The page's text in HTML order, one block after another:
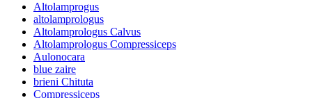
Altolamprogus
altolamprologus
Altolamprologus Calvus
Altolamprologus Compressiceps
Aulonocara
blue zaire
brieni Chituta
Compressiceps